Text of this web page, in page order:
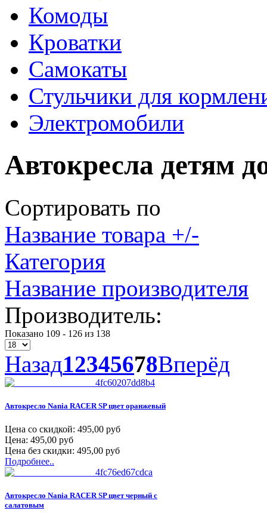
Комоды
Кроватки
Самокаты
Стульчики для
Электромобили
Автокресла детям
Сортировать по
Название товара +/-
Категория
Название производителя
Производитель:
Показано 109 - 126 из 138
Назад12345678Вперёд
Автокресло Nania RACER SP цвет оранжевый
Цена со скидкой: 495,00 руб
Цена: 495,00 руб
Цена без скидки: 495,00 руб
Подробнее..
Автокресло Nania RACER SP цвет черный с
салатовым